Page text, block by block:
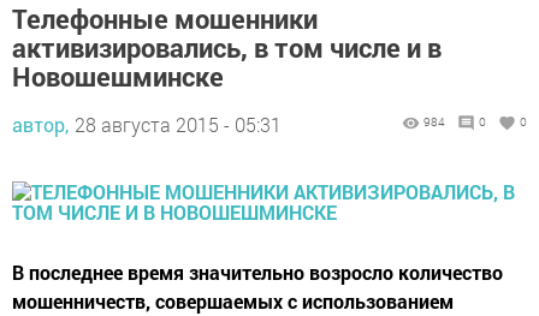
Телефонные мошенники
активизировались, в том числе и в
Новошешминске
автор, 28 августа 2015 - 05:31 984 0 0
В последнее время значительно возросло количество
мошенничеств, совершаемых с использованием